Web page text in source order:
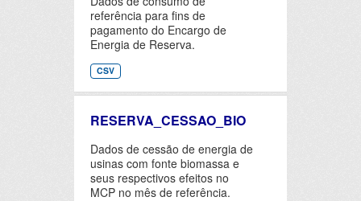
referência para fins de
pagamento do Encargo de
Energia de Reserva.
CSV
RESERVA_CESSAO_BIO
Dados de cessão de energia de
usinas com fonte biomassa e
seus respectivos efeitos no
MCP no mês de referência.